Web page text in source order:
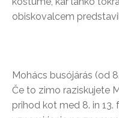
obiskovalcem
Mohács busójárás (od
Če to zimo raziskujete
prihod kot med 8. in